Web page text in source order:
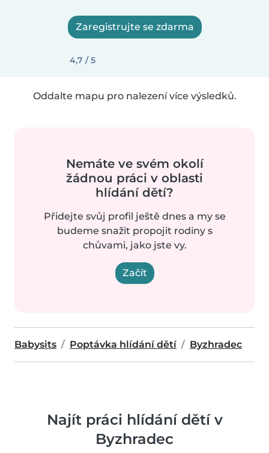
Zaregistrujte se zdarma
4,7 / 5
Oddalte mapu pro nalezení více výsledků.
Nemáte ve svém okolí
žádnou práci v oblasti
hlídání dětí?
Přidejte svůj profil ještě dnes a my se
budeme snažit propojit rodiny s
chůvami, jako jste vy.
Začít
Babysits Poptávka hlídání dětí Byzhradec
Najít práci hlídání dětí v
Byzhradec